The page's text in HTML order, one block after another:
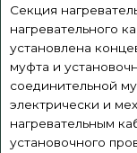
Секция
нагревательного
установлена
муфта и
соединительной
электрически и
нагревательным
установочного